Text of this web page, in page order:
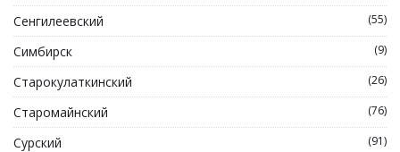
Сенгилеевский (55)
Симбирск (9)
Старокулаткинский (26)
Старомайнский (76)
Сурский (91)